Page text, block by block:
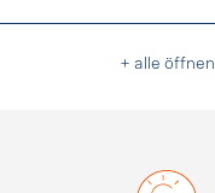
+ alle öffnen